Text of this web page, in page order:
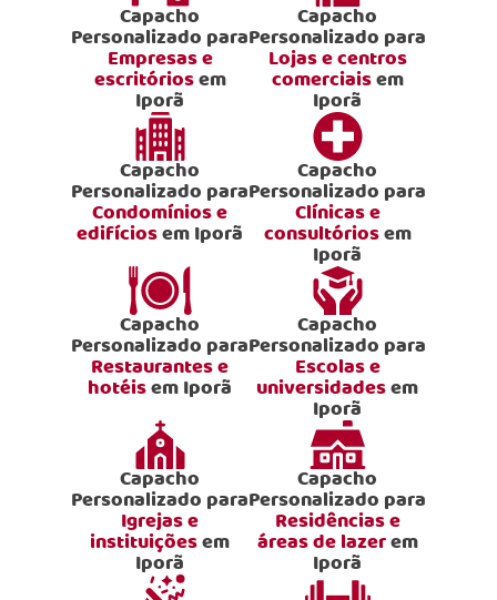
Capacho
Personalizado para
Empresas e
escritóriosem
Iporã
Capacho
Personalizado para
Lojas e centros
comerciaisem
Iporã
Capacho
Personalizado para
Condomínios e
edifíciosem Iporã
Capacho
Personalizado para
Clínicas e
consultóriosem
Iporã
Capacho
Personalizado para
Restaurantes e
hotéisem Iporã
Capacho
Personalizado para
Escolas e
universidadesem
Iporã
Capacho
Personalizado para
Igrejas e
instituiçõesem
Iporã
Capacho
Personalizado para
Residências e
áreas de lazerem
Iporã